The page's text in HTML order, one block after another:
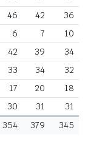
46 42
36
6 7
10
42 39
34
33 34
32
17 20
18
30 31
31
354 379 345